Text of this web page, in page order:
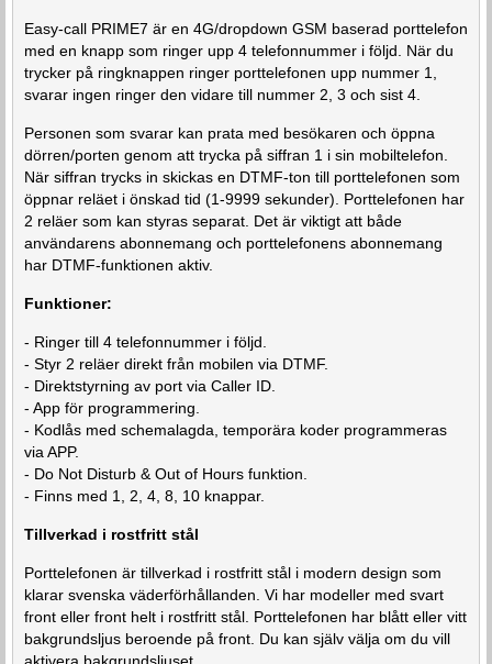
Easy-call PRIME7 är en 4G/dropdown GSM baserad porttelefon
med en knapp som ringer upp 4 telefonnummer i följd. När du
trycker på ringknappen ringer porttelefonen upp nummer 1,
svarar ingen ringer den vidare till nummer 2, 3 och sist 4.
Personen som svarar kan prata med besökaren och öppna
dörren/porten genom att trycka på siffran 1 i sin mobiltelefon.
När siffran trycks in skickas en DTMF-ton till porttelefonen som
öppnar reläet i önskad tid (1-9999 sekunder). Porttelefonen har
2 reläer som kan styras separat. Det är viktigt att både
användarens abonnemang och porttelefonens abonnemang
har DTMF-funktionen aktiv.
Funktioner:
- Ringer till 4 telefonnummer i följd.
- Styr 2 reläer direkt från mobilen via DTMF.
- Direktstyrning av port via Caller ID.
- App för programmering.
- Kodlås med schemalagda, temporära koder programmeras
via APP.
- Do Not Disturb & Out of Hours funktion.
- Finns med 1, 2, 4, 8, 10 knappar.
Tillverkad i rostfritt stål
Porttelefonen är tillverkad i rostfritt stål i modern design som
klarar svenska väderförhållanden. Vi har modeller med svart
front eller front helt i rostfritt stål. Porttelefonen har blått eller vitt
bakgrundsljus beroende på front. Du kan själv välja om du vill
aktivera bakgrundsljuset.